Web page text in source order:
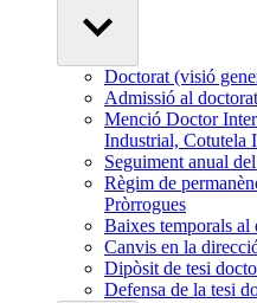
Doctorat (visió
Admissió al doctorat
Menció Doctor
Industrial, Cotutela
Seguiment anual
Règim de
Pròrrogues
Baixes temporals al
Canvis en la
Dipòsit de tesi
Defensa de la tesi